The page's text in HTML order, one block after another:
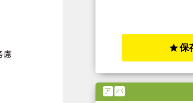
保
ア パ
慮